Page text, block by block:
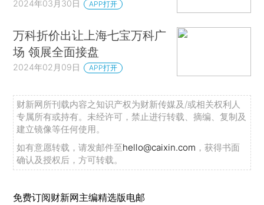
2024年03月30日 APP打开
万科折价出让上海七宝万科广
场 领展全面接盘
2024年02月09日 APP打开
财新网所刊载内容之知识产权为财新传媒及/或相关权利人
专属所有或持有。未经许可，禁止进行转载、摘编、复制及
建立镜像等任何使用。
如有意愿转载，请发邮件至hello@caixin.com ，获得书面
确认及授权后，方可转载。
免费订阅财新网主编精选版电邮